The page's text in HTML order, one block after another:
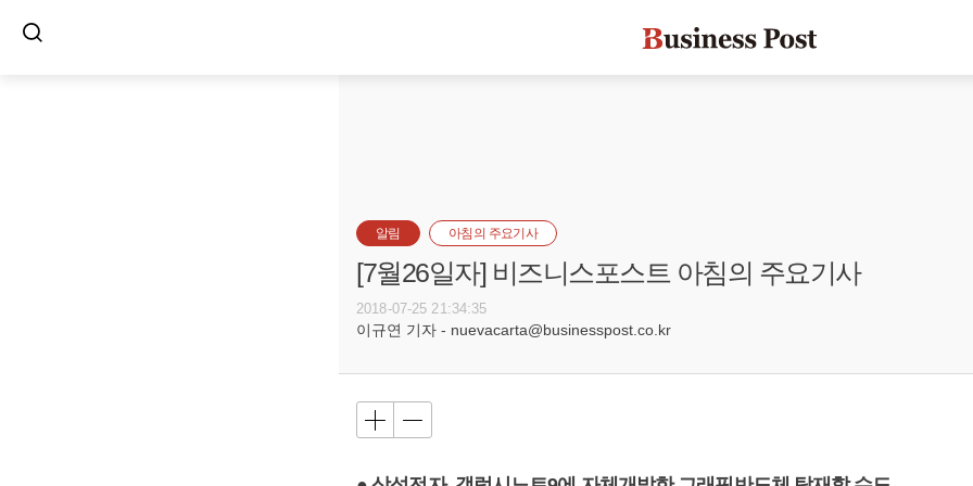
알림 아침의 주요기사
[7월26일자] 비즈니스포스트 아침의 주요기사
2018-07-25 21:34:35
이규연 기자 - nuevacarta@businesspost.co.kr